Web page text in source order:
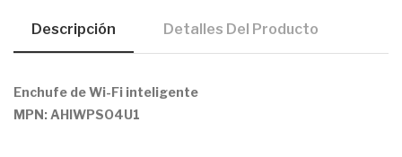
Descripción Detalles Del Producto
Enchufe de Wi-Fi inteligente
MPN: AHIWPSO4U1